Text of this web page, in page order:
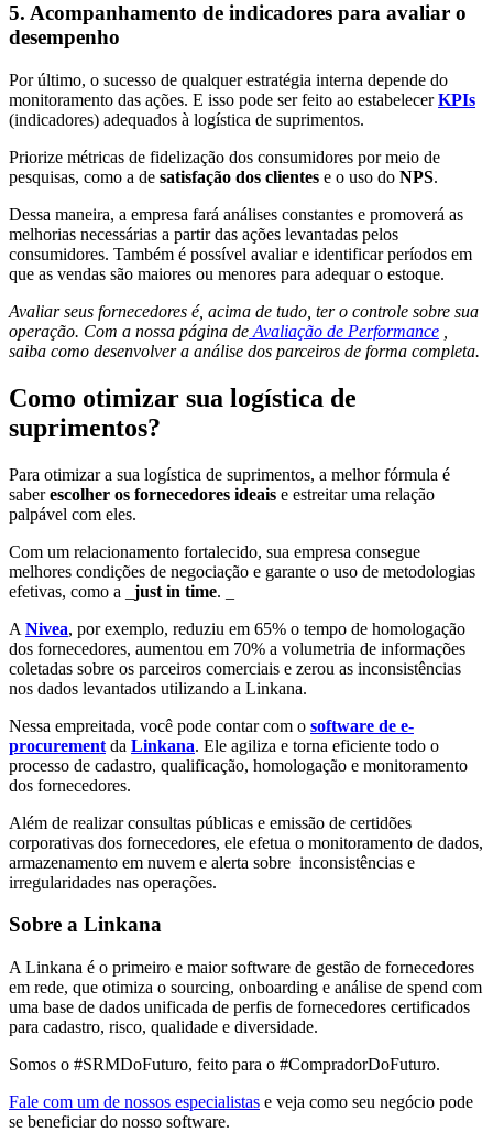
5. Acompanhamento de indicadores para avaliar o
desempenho
Por último, o sucesso de qualquer estratégia interna depende do
monitoramento das ações. E isso pode ser feito ao estabelecerKPIs
(indicadores) adequados à logística de suprimentos.
Priorize métricas de fidelização dos consumidores por meio de
pesquisas, como a de satisfação dos clientes e o uso do NPS.
Dessa maneira, a empresa fará análises constantes e promoverá as
melhorias necessárias a partir das ações levantadas pelos
consumidores. Também é possível avaliar e identificar períodos em
que as vendas são maiores ou menores para adequar o estoque.
Avaliar seus fornecedores é, acima de tudo, ter o controle sobre sua
operação. Com a nossa página de Avaliação de Performance
saiba como desenvolver a análise dos parceiros de forma completa.
Como otimizar sua logística de
suprimentos?
Para otimizar a sua logística de suprimentos, a melhor fórmula é
saberescolher os fornecedores ideais e estreitar uma relação
palpável com eles.
Com um relacionamento fortalecido, sua empresa consegue
melhores condições de negociação e garante o uso de metodologias
efetivas, como a _ just in time. _
A Nivea, por exemplo, reduziu em 65% o tempo de homologação
dos fornecedores, aumentou em 70% a volumetria de informações
coletadas sobre os parceiros comerciais e zerou as inconsistências
nos dados levantados utilizando a Linkana.
Nessa empreitada, você pode contar com o software de e-
procurement da Linkana. Ele agiliza e torna eficiente todo o
processo de cadastro, qualificação, homologação e monitoramento
dos fornecedores.
Além de realizar consultas públicas e emissão de certidões
corporativas dos fornecedores, ele efetua o monitoramento de dados,
armazenamento em nuvem e alerta sobre inconsistências e
irregularidades nas operações.
Sobre a Linkana
A Linkana é o primeiro e maior software de gestão de fornecedores
em rede, que otimiza o sourcing, onboarding e análise de spend com
uma base de dados unificada de perfis de fornecedores certificados
para cadastro, risco, qualidade e diversidade.
Somos o #SRMDoFuturo, feito para o #CompradorDoFuturo.
Fale com um de nossos especialistas e veja como seu negócio pode
se beneficiar do nosso software.